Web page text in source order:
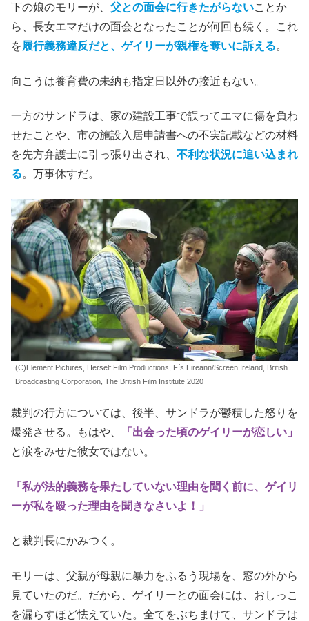
下の娘のモリーが、 父との面会に行きたがらないことか
ら、長女エマだけの面会となったことが何回も続く。これ
を履行義務違反だと、ゲイリーが親権を奪いに訴える。
向こうは養育費の未納も指定日以外の接近もない。
一方のサンドラは、家の建設工事で誤ってエマに傷を負わ
せたことや、市の施設入居申請書への不実記載などの材料
を先方弁護士に引っ張り出され、 不利な状況に追い込まれ
る。万事休すだ。
(C)Element Pictures, Herself Film Productions, Fís Eireann/Screen Ireland, British
Broadcasting Corporation, The British Film Institute 2020
裁判の行方については、後半、サンドラが鬱積した怒りを
爆発させる。もはや、
「出会った頃のゲイリーが恋しい」
と涙をみせた彼女ではない。
「私が法的義務を果たしていない理由を聞く前に、ゲイリ
ーが私を殴った理由を聞きなさいよ！」
と裁判長にかみつく。
モリーは、父親が母親に暴力をふるう現場を、窓の外から
見ていたのだ。だから、ゲイリーとの面会には、おしっこ
を漏らすほど怯えていた。全てをぶちまけて、サンドラは